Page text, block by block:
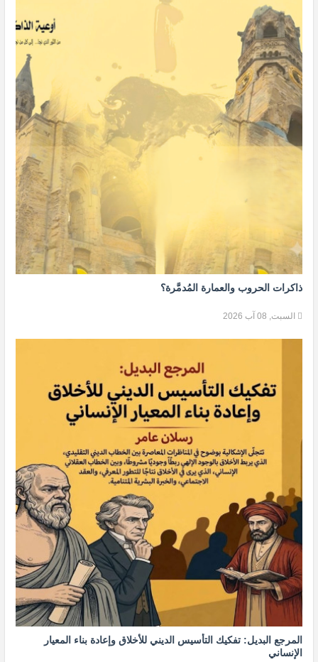
ذاكرات الحروب والعمارة المُدمَّرة؟
السبت, 08 آب 2026
المرجع البديل: تفكيك التأسيس الديني للأخلاق وإعادة بناء المعيار
الإنساني